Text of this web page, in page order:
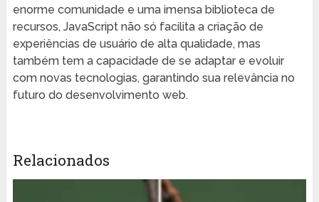
enorme comunidade e uma imensa biblioteca de
recursos, JavaScript não só facilita a criação de
experiências de usuário de alta qualidade, mas
também tem a capacidade de se adaptar e evoluir
com novas tecnologias, garantindo sua relevância no
futuro do desenvolvimento web.
Relacionados